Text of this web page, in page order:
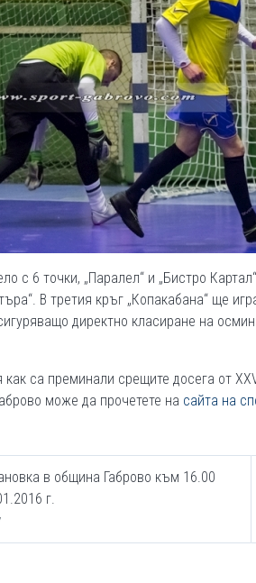
с 6 точки, „Паралел“ и „Бистро
В третия кръг „Копакабана“ ще
директно класиране на
са преминали срещите досега от
може да прочетете на сайта на
в община Габрово към 16.00
г.